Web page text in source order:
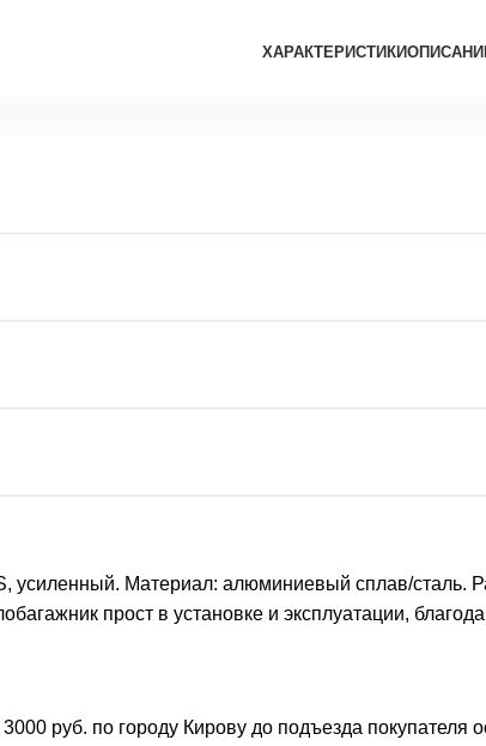
ХАРАКТЕРИСТИКИ
усиленный. Материал: алюминиевый сплав/сталь.
прост в установке и эксплуатации,
руб. по городу Кирову до подъезда покупателя